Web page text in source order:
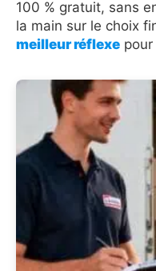
100 % gratuit, sans
la main sur le choix
meilleur réflexe